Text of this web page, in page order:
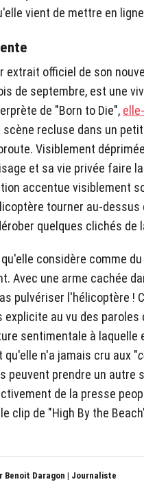
vient de mettre en
extrait officiel de son
de septembre, est une
de "Born to Die",
scène recluse dans un
Visiblement
et sa vie privée faire
accentue visiblement
tourner au-dessus
quelques clichés
qu'elle considère comme
Avec une arme cachée
pulvériser l'hélicoptère !
explicite au vu des
sentimentale à
qu'elle n'a jamais cru aux "
peuvent prendre un
de la presse
clip de "High By the
Benoit Daragon | Journaliste